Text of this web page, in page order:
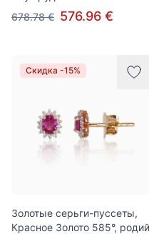
678.78 € 576.96 €
Скидка -15%
Золотые серьги-пуссеты,
Красное Золото 585°, родий